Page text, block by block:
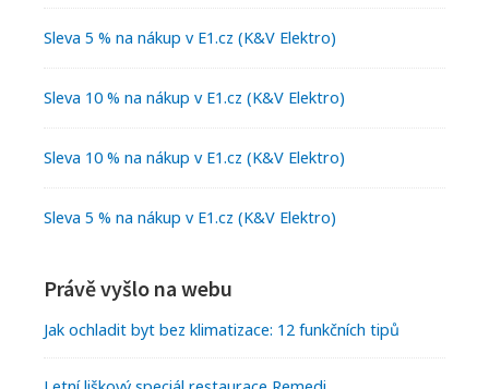
Sleva 5 % na nákup v E1.cz (K&V Elektro)
Sleva 10 % na nákup v E1.cz (K&V Elektro)
Sleva 10 % na nákup v E1.cz (K&V Elektro)
Sleva 5 % na nákup v E1.cz (K&V Elektro)
Právě vyšlo na webu
Jak ochladit byt bez klimatizace: 12 funkčních tipů